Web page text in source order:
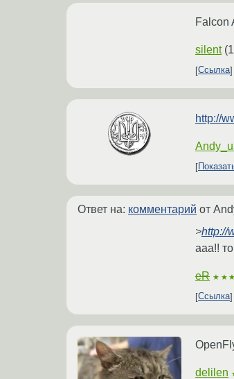
Falcon
silent (
Ссылка
http://
Ответ на: комментарий от
>http://
ааа!!
eR
Ссылка
delilen